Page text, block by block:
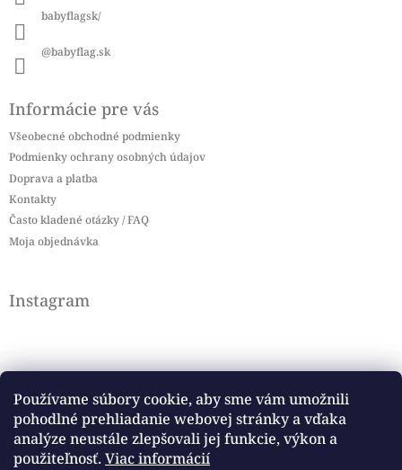
Používame súbory cookie, aby sme vám umožnili
pohodlné prehliadanie webovej stránky a vďaka
analýze neustále zlepšovali jej funkcie, výkon a
použiteľnosť. Viac informácií
babyflagsk/
@babyflag.sk
Informácie pre vás
Všeobecné obchodné podmienky
Podmienky ochrany osobných údajov
Doprava a platba
Kontakty
Často kladené otázky / FAQ
Moja objednávka
Instagram
Sledovať na Instagrame